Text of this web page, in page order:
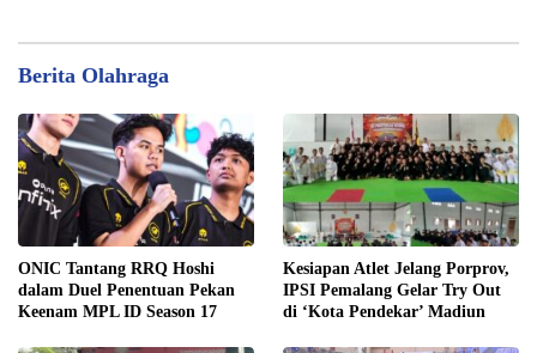
Berita Olahraga
ONIC Tantang RRQ Hoshi
dalam Duel Penentuan Pekan
Keenam MPL ID Season 17
Kesiapan Atlet Jelang Porprov,
IPSI Pemalang Gelar Try Out
di ‘Kota Pendekar’ Madiun